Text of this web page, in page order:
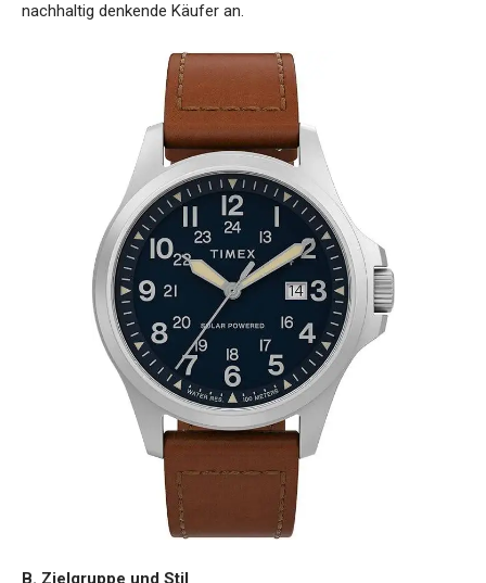
nachhaltig denkende Käufer an.
B. Zielgruppe und Stil